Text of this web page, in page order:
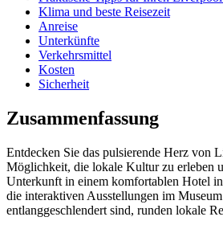
Klima und beste Reisezeit
Anreise
Unterkünfte
Verkehrsmittel
Kosten
Sicherheit
Zusammenfassung
Entdecken Sie das pulsierende Herz von
Möglichkeit, die lokale Kultur zu erleben
Unterkunft in einem komfortablen Hotel
die interaktiven Ausstellungen im
entlanggeschlendert sind, runden lokale